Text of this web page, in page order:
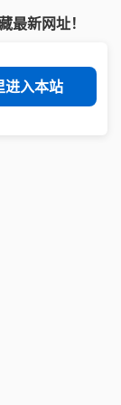
最新网址！
进入本站